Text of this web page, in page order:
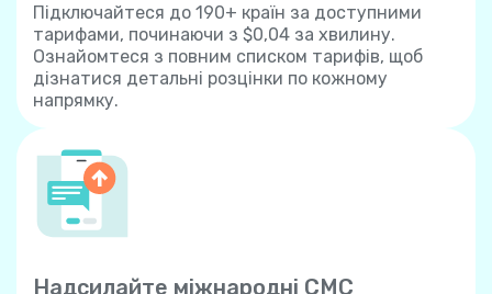
Підключайтеся до 190+ країн за доступними
тарифами, починаючи з $0,04 за хвилину.
Ознайомтеся з повним списком тарифів, щоб
дізнатися детальні розцінки по кожному
напрямку.
Надсилайте міжнародні СМС